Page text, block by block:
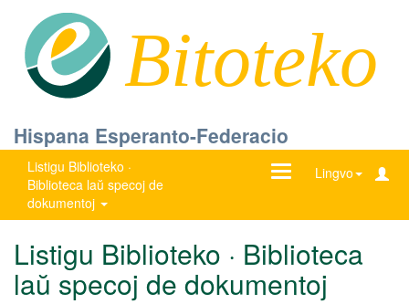
Bitoteko
Hispana Esperanto-Federacio
Listigu Biblioteko ·
Biblioteca laŭ specoj de
dokumentoj
Lingvo
Ŝanĝu
Listigu Biblioteko · Biblioteca
laŭ specoj de dokumentoj